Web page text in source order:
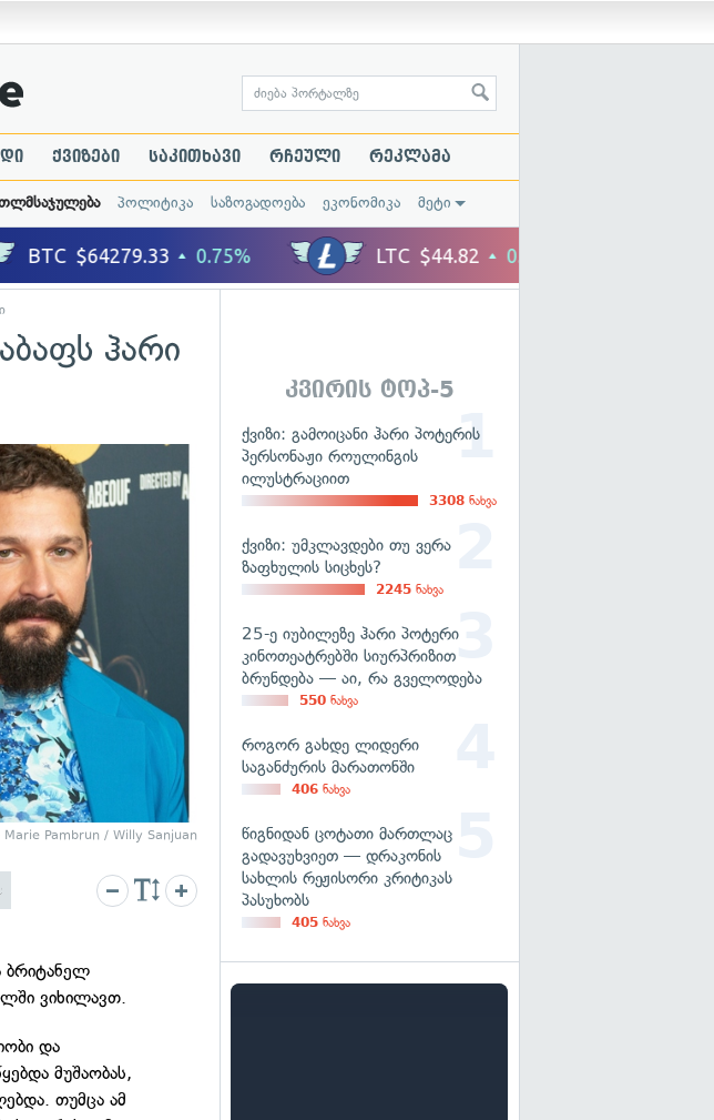
ქვიზები საკითხავი რჩეული რეკლამა
პოლიტიკა საზოგადოება ეკონომიკა მეტი
ჰარი
Pambrun / Willy Sanjuan
ბრიტანელ
ვიხილავთ.
და
მუშაობას,
თუმცა ამ
კვირის ტოპ-5
ქვიზი: გამოიცანი ჰარი პოტერის
პერსონაჟი როულინგის
ილუსტრაციით
3308 ნახვა
ქვიზი: უმკლავდები თუ ვერა
ზაფხულის სიცხეს?
2245 ნახვა
25-ე იუბილეზე ჰარი პოტერი
კინოთეატრებში სიურპრიზით
ბრუნდება — აი, რა გველოდება
550 ნახვა
როგორ გახდე ლიდერი
საგანძურის მარათონში
406 ნახვა
წიგნიდან ცოტათი მართლაც
გადავუხვიეთ — დრაკონის
სახლის რეჟისორი კრიტიკას
პასუხობს
405 ნახვა